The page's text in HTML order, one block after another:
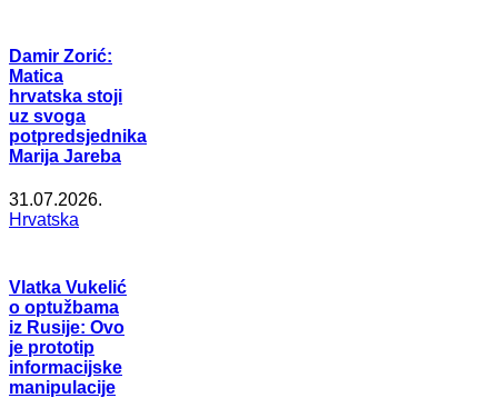
Damir Zorić:
Matica
hrvatska stoji
uz svoga
potpredsjednika
Marija Jareba
31.07.2026.
Hrvatska
Vlatka Vukelić
o optužbama
iz Rusije: Ovo
je prototip
informacijske
manipulacije